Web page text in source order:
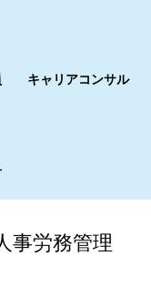
コンサル
事労務管理